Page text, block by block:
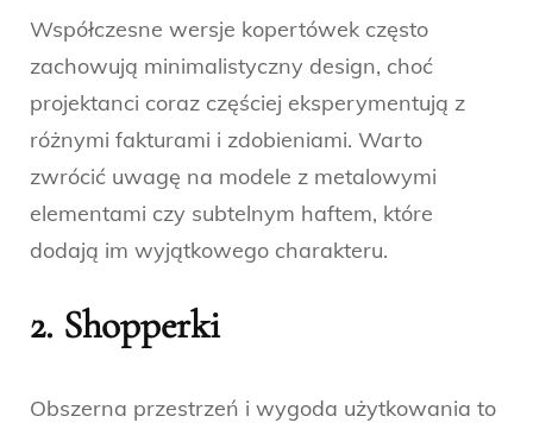
Współczesne wersje kopertówek często
zachowują minimalistyczny design, choć
projektanci coraz częściej eksperymentują z
różnymi fakturami i zdobieniami. Warto
zwrócić uwagę na modele z metalowymi
elementami czy subtelnym haftem, które
dodają im wyjątkowego charakteru.
2. Shopperki
Obszerna przestrzeń i wygoda użytkowania to